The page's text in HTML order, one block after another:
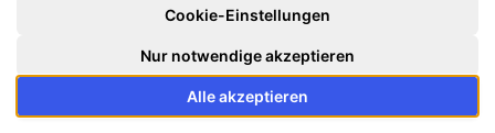
Cookie-Einstellungen
Nur notwendige akzeptieren
Alle akzeptieren
Jetzt Augenlaser-Termin in Hamburg buchen
Barrierefreiheitsoptionen